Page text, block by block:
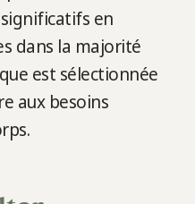
en
dans la majorité
est sélectionnée
aux besoins